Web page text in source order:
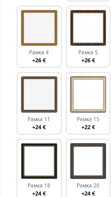
Рамка 4
+26 €
Рамка 5
+26 €
Рамка 11
+24 €
Рамка 15
+22 €
Рамка 18
+24 €
Рамка 20
+24 €